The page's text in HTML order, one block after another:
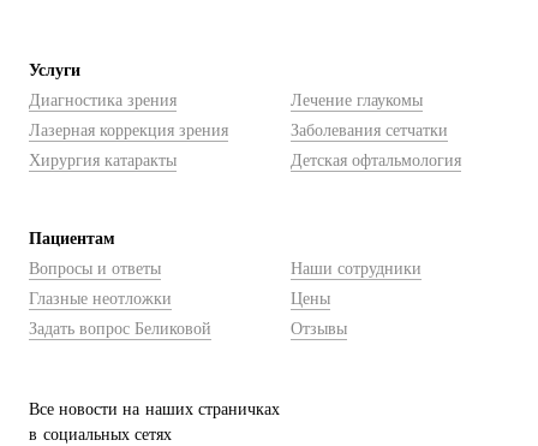
Услуги
Диагностика зрения
Лазерная коррекция зрения
Хирургия катаракты
Лечение глаукомы
Заболевания сетчатки
Детская офтальмология
Пациентам
Вопросы и ответы
Глазные неотложки
Задать вопрос Беликовой
Наши сотрудники
Цены
Отзывы
Все новости на наших страничках
в социальных сетях